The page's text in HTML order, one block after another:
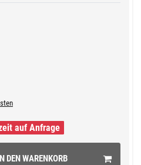
auf Anfrage
DEN WARENKORB